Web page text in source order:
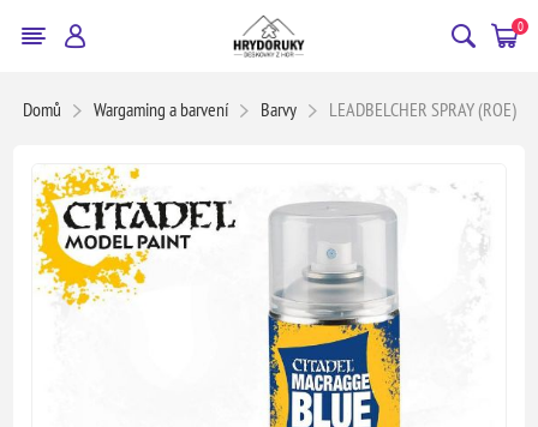
0
Domů Wargaming a barvení Barvy LEADBELCHER SPRAY (ROE)